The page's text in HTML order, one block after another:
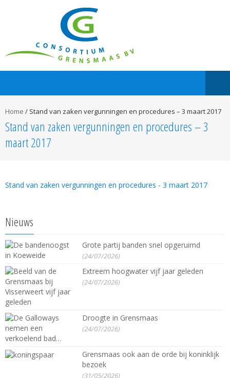
Home / Stand van zaken vergunningen en procedures – 3 maart 2017
Stand van zaken vergunningen en procedures – 3
maart 2017
Stand van zaken vergunningen en procedures - 3 maart 2017
Nieuws
Grote partij banden snel opgeruimd
(24/07/2026)
Extreem hoogwater vijf jaar geleden
(24/07/2026)
Droogte in Grensmaas
(24/07/2026)
Grensmaas ook aan de orde bij koninklijk
bezoek
(31/05/2026)